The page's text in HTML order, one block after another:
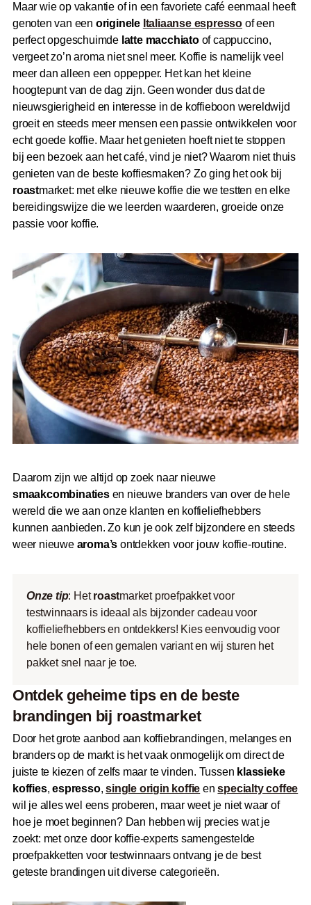
Maar wie op vakantie of in een favoriete café eenmaal heeft
genoten van een originele Italiaanse espresso of een
perfect opgeschuimde latte macchiatoof cappuccino,
vergeet zo’n aroma niet snel meer. Koffie is namelijk veel
meer dan alleen een oppepper. Het kan het kleine
hoogtepunt van de dag zijn. Geen wonder dus dat de
nieuwsgierigheid en interesse in de koffieboon wereldwijd
groeit en steeds meer mensen een passie ontwikkelen voor
echt goede koffie. Maar het genieten hoeft niet te stoppen
bij een bezoek aan het café, vind je niet? Waarom niet thuis
genieten van de beste koffiesmaken? Zo ging het ook bij
roastmarket: met elke nieuwe koffie die we testten en elke
bereidingswijze die we leerden waarderen, groeide onze
passie voor koffie.
Daarom zijn we altijd op zoek naar nieuwe
smaakcombinatiesen nieuwe branders van over de hele
wereld die we aan onze klanten en koffieliefhebbers
kunnen aanbieden. Zo kun je ook zelf bijzondere en steeds
weer nieuwe aroma’s ontdekken voor jouw koffie-routine.
Onze tip: Hetroastmarket proefpakket voor
testwinnaars is ideaal als bijzonder cadeau voor
koffieliefhebbers en ontdekkers! Kies eenvoudig voor
hele bonen of een gemalen variant en wij sturen het
pakket snel naar je toe.
Ontdek geheime tips en de beste
brandingen bij roastmarket
Door het grote aanbod aan koffiebrandingen, melanges en
branders op de markt is het vaak onmogelijk om direct de
juiste te kiezen of zelfs maar te vinden. Tussen klassieke
koffies,espresso,single origin koffie enspecialty coffee
wil je alles wel eens proberen, maar weet je niet waar of
hoe je moet beginnen? Dan hebben wij precies wat je
zoekt: met onze door koffie-experts samengestelde
proefpakketten voor testwinnaars ontvang je de best
geteste brandingen uit diverse categorieën.